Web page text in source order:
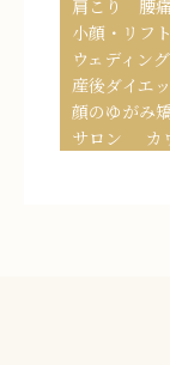
肩こり 腰
小顔・リフ
ウェディング
産後ダイエ
顔のゆがみ
サロン
カ